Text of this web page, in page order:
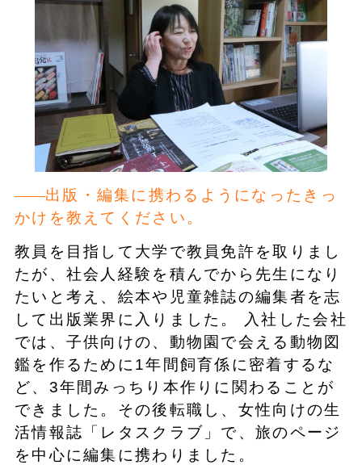
出版・編集に携わるようになったきっ
かけを教えてください。
教員を目指して大学で教員免許を取りまし
たが、社会人経験を積んでから先生になり
たいと考え、絵本や児童雑誌の編集者を志
して出版業界に入りました。 入社した会社
では、子供向けの、動物園で会える動物図
鑑を作るために1年間飼育係に密着するな
ど、3年間みっちり本作りに関わることが
できました。その後転職し、女性向けの生
活情報誌「レタスクラブ」で、旅のページ
を中心に編集に携わりました。